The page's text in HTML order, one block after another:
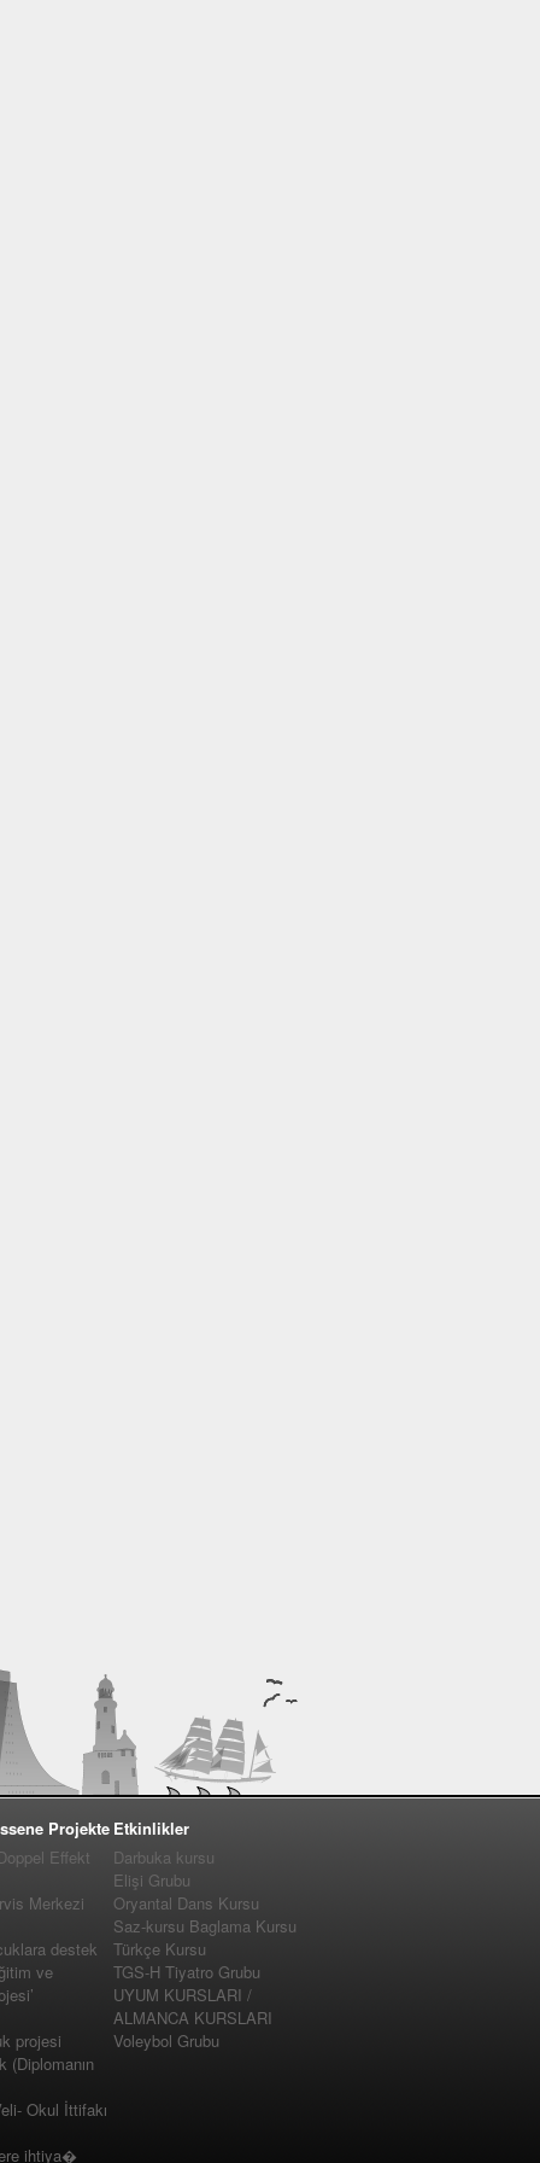
Projekte
Effekt
Merkezi
destek
ve
projesi
(Diplomanın
Okul İttifakı
ihtiya�
Etkinlikler
Darbuka kursu
Elişi Grubu
Oryantal Dans Kursu
Saz-kursu Baglama Kursu
Türkçe Kursu
TGS-H Tiyatro Grubu
UYUM KURSLARI /
ALMANCA KURSLARI
Voleybol Grubu